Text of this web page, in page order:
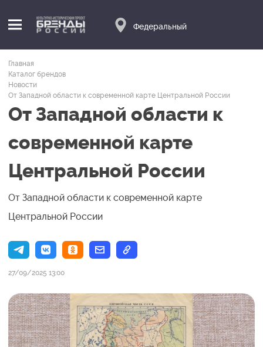
Федеральный
Главная
Каталог брендов
Новости
От Западной области к современной карте Центральной России
От Западной области к
современной карте
Центральной России
От Западной области к современной карте
Центральной России
27/09/2025 13:00